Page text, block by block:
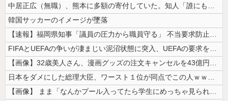
中居正広（無職）、熊本に多額の寄付していた。知人「誰にも知られなくても...
韓国サッカーのイメージが墜落
【速報】福岡県知事「議員の圧力から職員守る」 不当要求防止の条例策定へ
FIFAとUEFAの争いが凄まじい泥沼状態に突入、UEFAの要求を呑ん...
【画像】32歳美人さん、漫画グッズの注文キャンセルを43億円分繰り返し...
日本をダメにした総理大臣、ワースト１位が同点でこの人ｗｗｗｗｗｗ
【画像】 まま「なんかプール入ってたら学生にめっちゃ見られたw」